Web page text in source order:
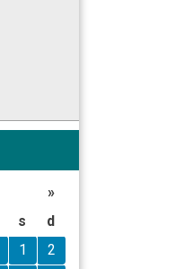
»
s
d
1
2